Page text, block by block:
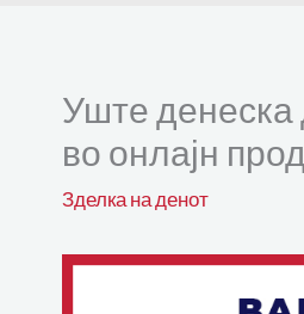
Уште денеска
во онлајн
Зделка на денот